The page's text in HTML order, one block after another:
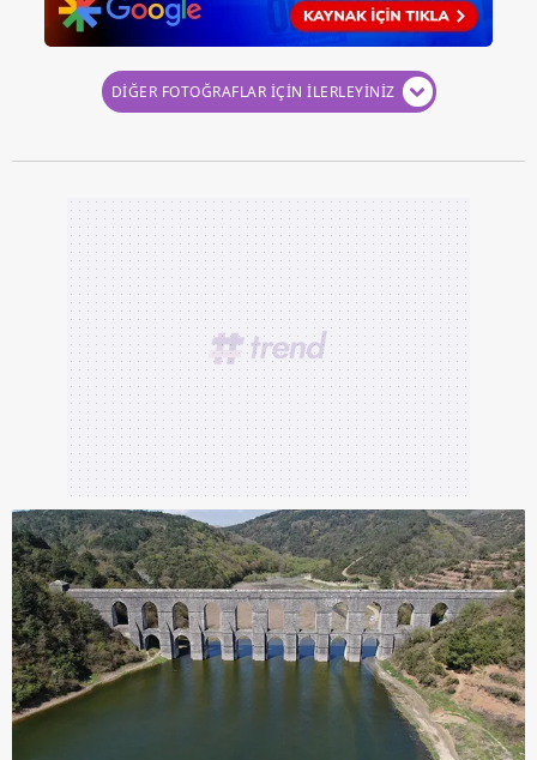
verileriniz işlenmekte olup gerekli olan çerezler bilgi
toplumu hizmetlerinin sunulması amacıyla
kullanılmaktadır. Diğer çerezler, sitemizin daha işlevsel
kılınması ve kişiselleştirilmesi ve sizlere yönelik
sınırlı olarak açık rızanız dahilinde kullanılacaktır.
Çerezlere ilişkin tercihlerinizi aşağıda yer alan panel
vasıtasıyla belirleyebilirsiniz. Çerezlere ilişkin detaylı bilgi
için Ayarlar butonuna tıklayabilir,Çerez Bilgilendirme
Metnimizi ziyaret edebilirsiniz.
6698 sayılı Kişisel Verilerin Korunması Kanunu uyarınca
hazırlanmış Aydınlatma Metnimizi okumak ve sitemizde
ilgili mevzuata uygun olarak kullanılan çerezlerle ilgili bilgi
almak için lütfentıklayınız .
DİĞER FOTOĞRAFLAR İÇİN İLERLEYİNİZ